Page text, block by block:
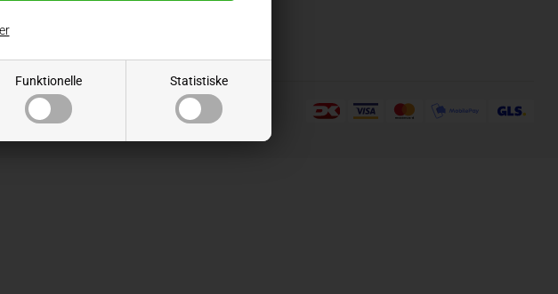
Funktionelle Statistiske